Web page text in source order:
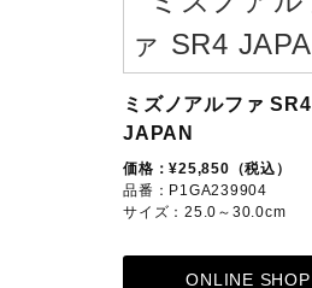
ミズノアルファ SR4
JAPAN
価格：¥25,850（税込）
品番：P1GA239904
サイズ：25.0～30.0cm
ONLINE SHOP